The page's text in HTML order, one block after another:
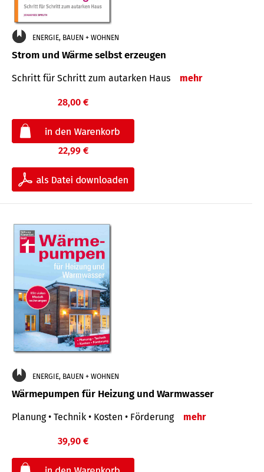
ENERGIE, BAUEN + WOHNEN
Strom und Wärme selbst erzeugen
Schritt für Schritt zum autarken Haus mehr
28,00 €
22,99 €
ENERGIE, BAUEN + WOHNEN
Wärmepumpen für Heizung und Warmwasser
Planung • Technik • Kosten • Förderung mehr
39,90 €